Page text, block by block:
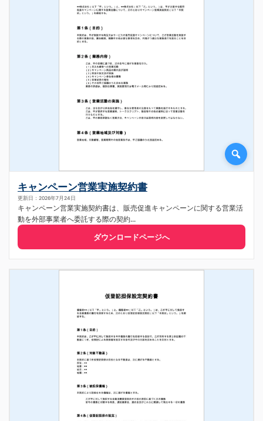
キャンペーン営業実施契約書
更新日：2026年7月24日
キャンペーン営業実施契約書は、販売促進キャンペーンに関する営業活
動を外部事業者へ委託する際の契約...
ダウンロードページへ